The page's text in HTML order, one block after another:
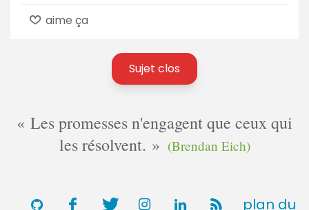
aime ça
Sujet clos
Les promesses n'engagent que ceux qui
les résolvent.
(Brendan Eich)
plan du